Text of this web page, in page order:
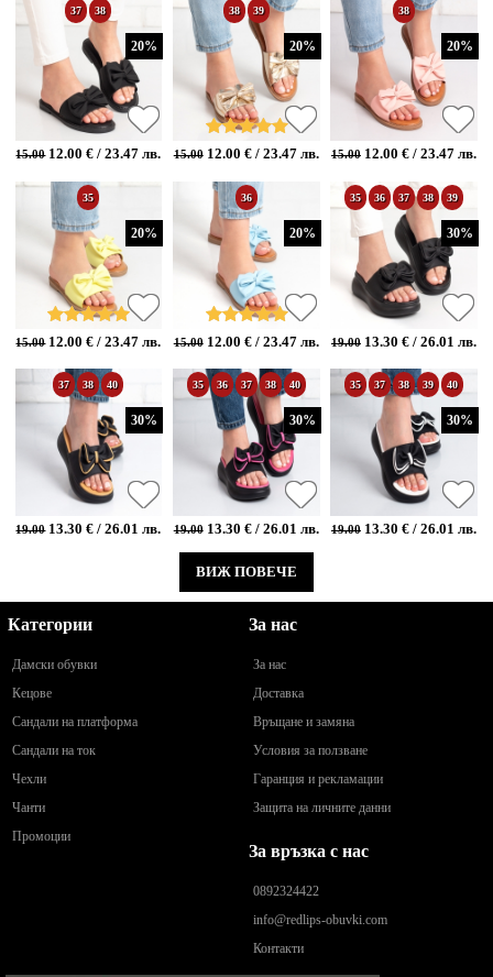
20%
37 38
15.0012.00 € / 23.47 лв.
20%
38 39
15.0012.00 € / 23.47 лв.
20%
38
15.0012.00 € / 23.47 лв.
20%
35
15.0012.00 € / 23.47 лв.
20%
36
15.0012.00 € / 23.47 лв.
30%
35 36 37 38 39
19.0013.30 € / 26.01 лв.
30%
37 38 40
19.0013.30 € / 26.01 лв.
30%
35 36 37 38 40
19.0013.30 € / 26.01 лв.
30%
35 37 38 39 40
19.0013.30 € / 26.01 лв.
ВИЖ ПОВЕЧЕ
Категории
Дамски обувки
Кецове
Сандали на платформа
Сандали на ток
Чехли
Чанти
Промоции
За нас
За нас
Доставка
Връщане и замяна
Условия за ползване
Гаранция и рекламации
Защита на личните данни
За връзка с нас
0892324422
info@redlips-obuvki.com
Контакти